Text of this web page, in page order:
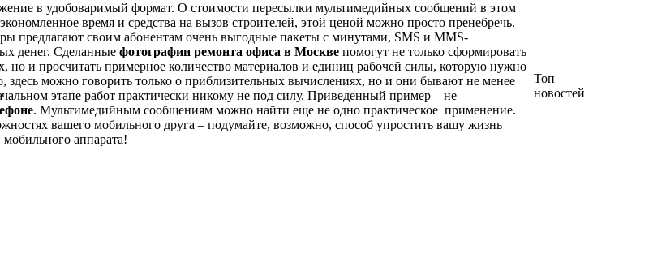
в удобоваримый формат. О стоимости пересылки мультимедийных сообщений в этом
время и средства на вызов строителей, этой ценой можно просто пренебречь.
предлагают своим абонентам очень выгодные пакеты с минутами, SMS и MMS-
денег. Сделанные фотографии ремонта офиса в Москве помогут не только сформировать
но и просчитать примерное количество материалов и единиц рабочей силы, которую нужно
здесь можно говорить только о приблизительных вычислениях, но и они бывают не менее
этапе работ практически никому не под силу. Приведенный пример – не
. Мультимедийным сообщениям можно найти еще не одно практическое применение.
вашего мобильного друга – подумайте, возможно, способ упростить вашу жизнь
аппарата!
Топ
новостей